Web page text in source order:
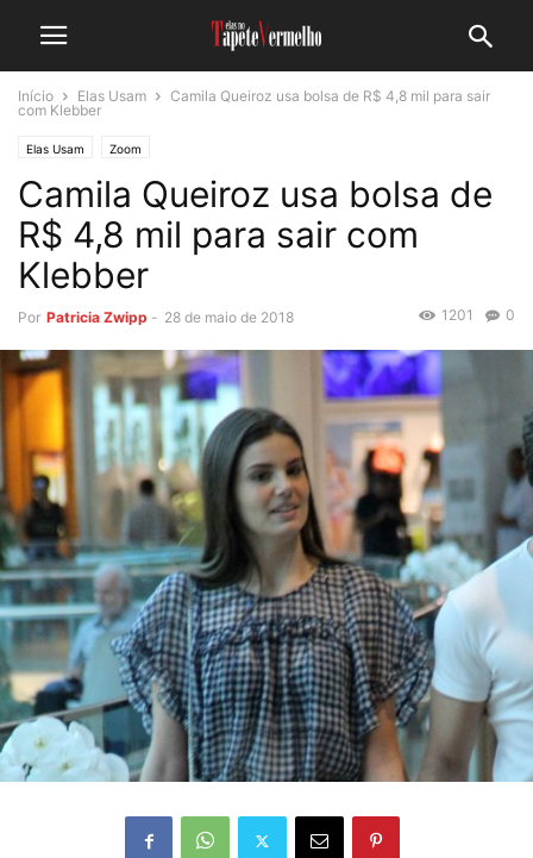
Início Elas Usam
Camila Queiroz usa bolsa de R$ 4,8 mil para sair
com Klebber
Elas Usam Zoom
Camila Queiroz usa bolsa de
R$ 4,8 mil para sair com
Klebber
Por Patricia Zwipp - 28 de maio de 2018 0
1201